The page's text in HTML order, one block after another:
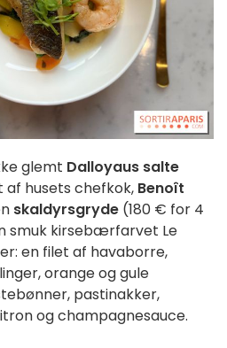
glemt Dalloyaus salte
husets chefkok, Benoît
skaldyrsgryde (180 € for 4
smuk kirsebærfarvet Le
en filet af havaborre,
orange og gule
pastinakker,
og champagnesauce.